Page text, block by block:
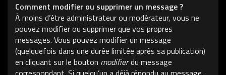
Comment modifier ou supprimer un message ?
À moins d’être administrateur ou modérateur, vous ne
pouvez modifier ou supprimer que vos propres
messages. Vous pouvez modifier un message
(quelquefois dans une durée limitée après sa publication)
en cliquant sur le bouton modifierdu message